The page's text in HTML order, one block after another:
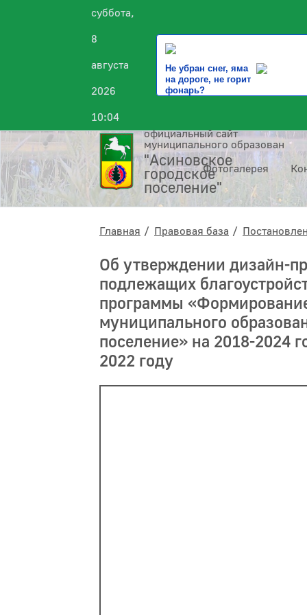
суббота,
8
августа
2026
10:04
Не убран снег, яма
на дороге, не горит
фонарь?
официальный сайт
муниципального образования
"Асиновское
городское
поселение"
Фотогалерея
Главная Правовая база
Об утверждении дизайн-
подлежащих
программы
муниципального
поселение» на 2018-2024
2022 году